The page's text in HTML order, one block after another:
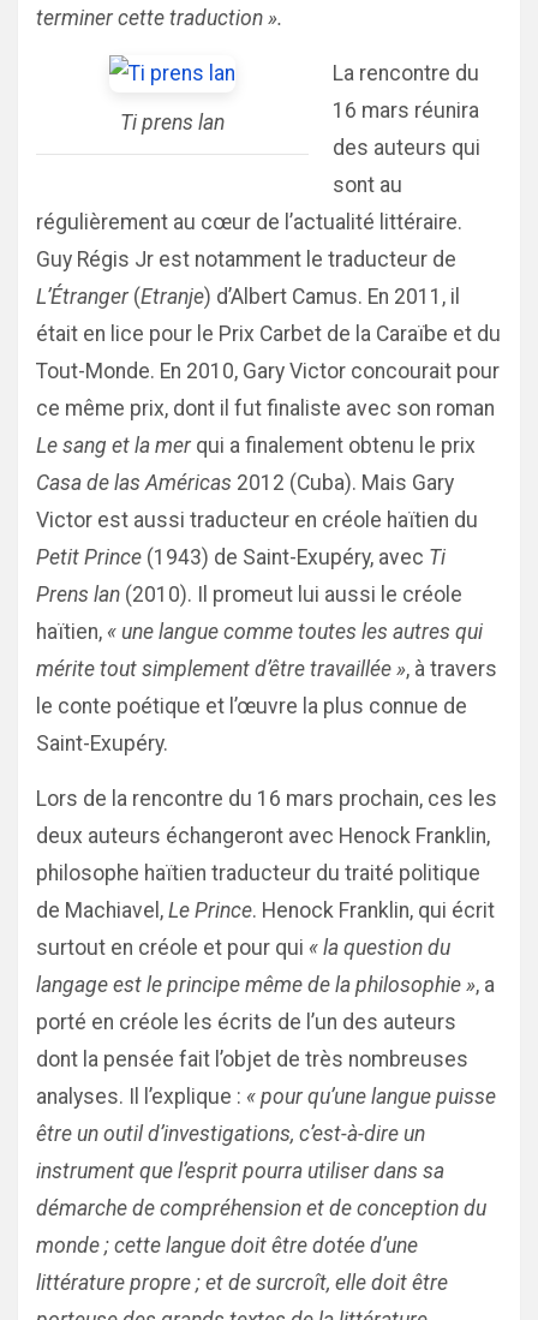
terminer cette traduction ».
Ti prens lan
La rencontre du
16 mars réunira
des auteurs qui
sont au
régulièrement au cœur de l’actualité littéraire.
Guy Régis Jr est notamment le traducteur de
L’Étranger (Etranje) d’Albert Camus. En 2011, il
était en lice pour le Prix Carbet de la Caraïbe et du
Tout-Monde. En 2010, Gary Victor concourait pour
ce même prix, dont il fut finaliste avec son roman
Le sang et la mer qui a finalement obtenu le prix
Casa de las Américas 2012 (Cuba). Mais Gary
Victor est aussi traducteur en créole haïtien du
Petit Prince (1943) de Saint-Exupéry, avec Ti
Prens lan (2010). Il promeut lui aussi le créole
haïtien, « une langue comme toutes les autres qui
mérite tout simplement d’être travaillée », à travers
le conte poétique et l’œuvre la plus connue de
Saint-Exupéry.
Lors de la rencontre du 16 mars prochain, ces les
deux auteurs échangeront avec Henock Franklin,
philosophe haïtien traducteur du traité politique
de Machiavel, Le Prince. Henock Franklin, qui écrit
surtout en créole et pour qui « la question du
langage est le principe même de la philosophie », a
porté en créole les écrits de l’un des auteurs
dont la pensée fait l’objet de très nombreuses
analyses. Il l’explique : « pour qu’une langue puisse
être un outil d’investigations, c’est-à-dire un
instrument que l’esprit pourra utiliser dans sa
démarche de compréhension et de conception du
monde ; cette langue doit être dotée d’une
littérature propre ; et de surcroît, elle doit être